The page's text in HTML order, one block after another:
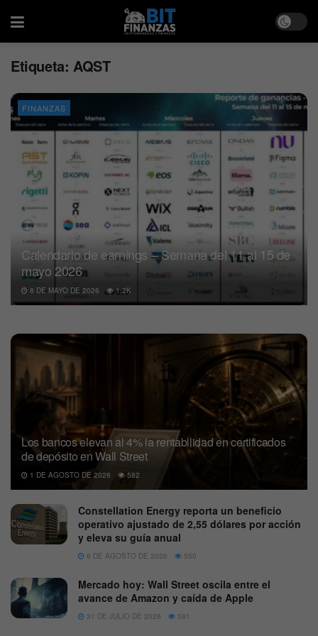
Etiqueta: AQST
FINANZAS
Calendario de earnings – Semana del 11 al 15 de
mayo 2026
8 DE MAYO DE 2026 1.2K
Los bancos elevan al 4% la rentabilidad en certificados
de depósito en Wall Street
1 DE AGOSTO DE 2026 582
Constellation Energy reporta un beneficio
operativo ajustado de 2,55 dólares por acción
y eleva su guía anual
6 DE AGOSTO DE 2026 550
Mercado hoy: Wall Street oscila entre el
avance de Amazon y caída de Apple
31 DE JULIO DE 2026 581